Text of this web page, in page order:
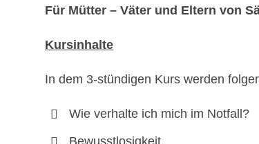
Für Mütter – Väter und Eltern von
Kursinhalte
In dem 3-stündigen Kurs werden
Wie verhalte ich mich im Notfall?
Bewusstlosigkeit